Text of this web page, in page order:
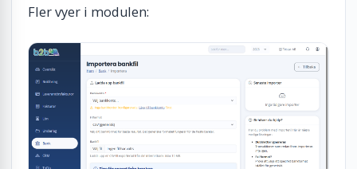
Fler vyer i modulen: